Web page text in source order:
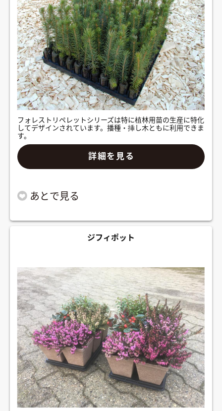
フォレストリペレットシリーズは特に植林用苗の生産に特化
してデザインされています。播種・挿し木ともに利用できま
す。
詳細を見る
ジフィポット